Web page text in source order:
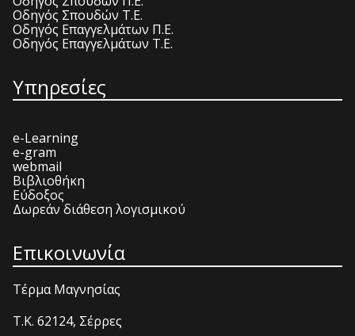
Οδηγός Σπουδών Τ.Ε.
Οδηγός Επαγγελμάτων Π.Ε.
Οδηγός Επαγγελμάτων Τ.Ε.
Υπηρεσίες
e-Learning
e-gram
webmail
Βιβλιοθήκη
Εύδοξος
Δωρεάν διάθεση λογισμικού
Επικοινωνία
Τέρμα Μαγνησίας
T.K. 62124, Σέρρες